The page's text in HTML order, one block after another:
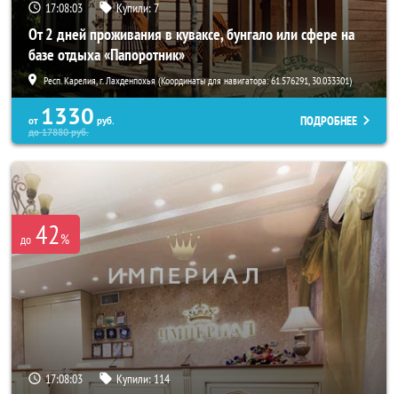
17:08:02 Купили:7
От 2 дней проживания в куваксе, бунгало или сфере на
базе отдыха «Папоротник»
Респ. Карелия, г. Лахденпохья (Координаты для навигатора: 61.576291, 30.033301)
от 1330 руб.
до17880руб.
ПОДРОБНЕЕ
до 42%
17:08:02 Купили:114